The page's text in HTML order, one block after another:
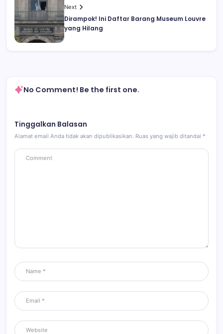
Next
Dirampok! Ini Daftar Barang Museum Louvre
yang Hilang
No Comment! Be the first one.
Tinggalkan Balasan
Alamat email Anda tidak akan dipublikasikan. Ruas yang wajib ditandai *